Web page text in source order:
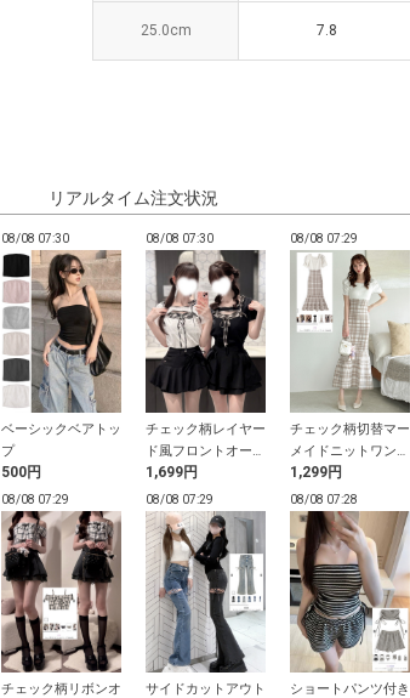
25.0cm
25.0cm 7.8
リアルタイム注文状況
08/08 07:30
ベーシックベアトッ
プ
500円
08/08 07:30
チェック柄レイヤー
ド風フロントオープ
ンリボントップス
1,699円
08/08 07:29
チェック柄切替マー
メイドニットワンピ
ース
1,299円
08/08 07:29
チェック柄リボンオ
08/08 07:29
サイドカットアウト
08/08 07:28
ショートパンツ付き